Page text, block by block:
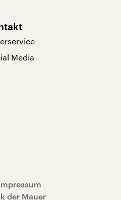
Media
der Mauer